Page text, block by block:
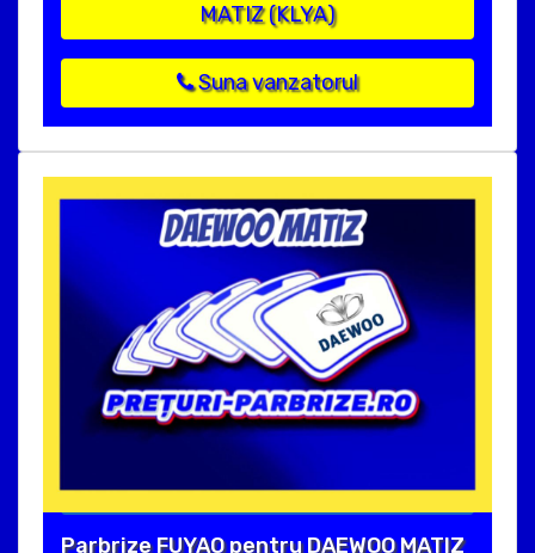
MATIZ (KLYA)
Suna vanzatorul
Parbrize FUYAO pentru DAEWOO MATIZ